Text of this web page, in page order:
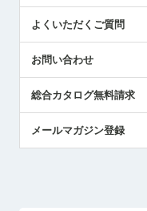
センサのテクニカルガイド
社長ブログ
よくいただくご質問
お問い合わせ
総合カタログ無料請求
メールマガジン登録